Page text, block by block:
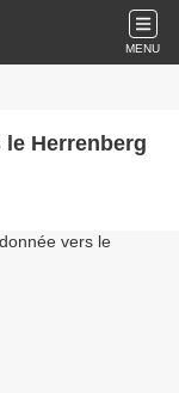
MENU
Herrenberg